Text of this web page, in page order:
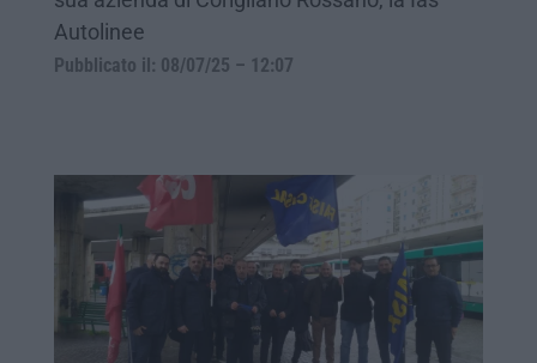
Autolinee
Pubblicato il: 08/07/25 – 12:07